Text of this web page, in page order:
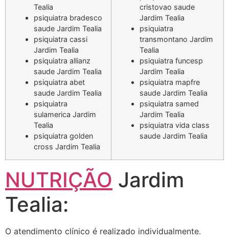
Tealia
psiquiatra bradesco
saude Jardim Tealia
psiquiatra cassi
Jardim Tealia
psiquiatra allianz
saude Jardim Tealia
psiquiatra abet
saude Jardim Tealia
psiquiatra
sulamerica Jardim
Tealia
psiquiatra golden
cross Jardim Tealia
cristovao saude
Jardim Tealia
psiquiatra
transmontano Jardim
Tealia
psiquiatra funcesp
Jardim Tealia
psiquiatra mapfre
saude Jardim Tealia
psiquiatra samed
Jardim Tealia
psiquiatra vida class
saude Jardim Tealia
NUTRIÇÃO Jardim
Tealia:
O atendimento clínico é realizado individualmente.